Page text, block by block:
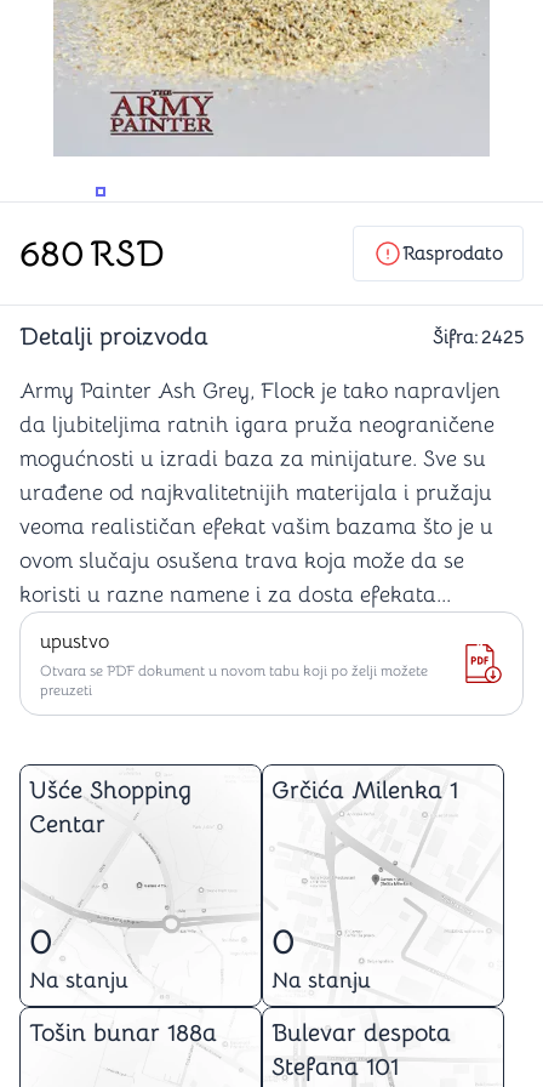
PROMENITE UGAO GLEDANJAPROMENITE UGAO GLEDANJA
680RSD Rasprodato
Detalji proizvoda Šifra:2425
Army Painter Ash Grey, Flock je tako napravljen
da ljubiteljima ratnih igara pruža neograničene
mogućnosti u izradi baza za minijature. Sve su
urađene od najkvalitetnijih materijala i pružaju
veoma realističan efekat vašim bazama što je u
ovom slučaju osušena trava koja može da se
koristi u razne namene i za dosta efekata...
upustvo
Otvara se PDF dokument u novom tabu koji po želji možete
preuzeti
Ušće Shopping
Centar
0
Na stanju
Grčića Milenka 1
0
Na stanju
Tošin bunar 188a
Bulevar despota
Stefana 101